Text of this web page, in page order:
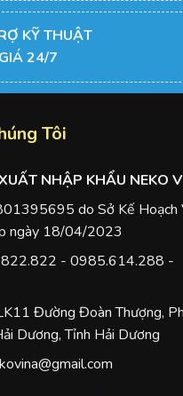
KỸ THUẬT
24/7
Tôi
NHẬP KHẨU NEKO
do Sở Kế Hoạch
ngày 18/04/2023
- 0985.614.288 -
Đường Đoàn Thượng,
Dương, Tỉnh Hải Dương